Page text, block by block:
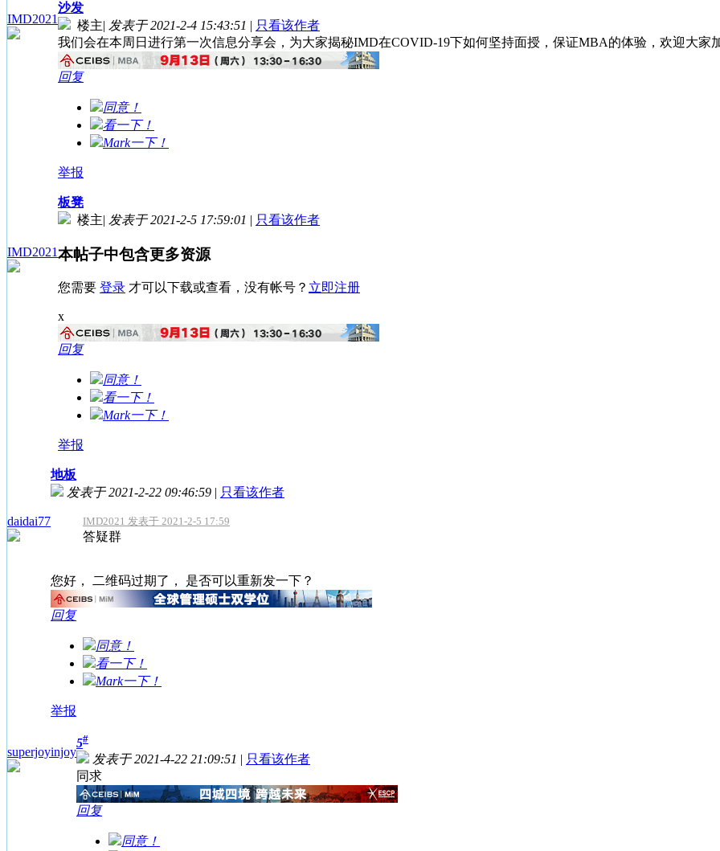
IMD2021
沙发
楼主| 发表于 2021-2-4 15:43:51 | 只看该作者
我们会在本周日进行第一次信息分享会，为大家揭秘IMD在COVID-19下如何坚持面授，保证MBA的体验，欢迎大家
回复
同意！
看一下！
Mark一下！
举报
IMD2021
板凳
楼主| 发表于 2021-2-5 17:59:01 | 只看该作者
本帖子中包含更多资源
您需要 登录 才可以下载或查看，没有帐号？ 立即注册
x
回复
同意！
看一下！
Mark一下！
举报
daidai77
地板
发表于 2021-2-22 09:46:59 | 只看该作者
IMD2021 发表于 2021-2-5 17:59
答疑群
您好， 二维码过期了， 是否可以重新发一下？
回复
同意！
看一下！
Mark一下！
举报
superjoyinjoy
5#
发表于 2021-4-22 21:09:51 | 只看该作者
同求
回复
同意！